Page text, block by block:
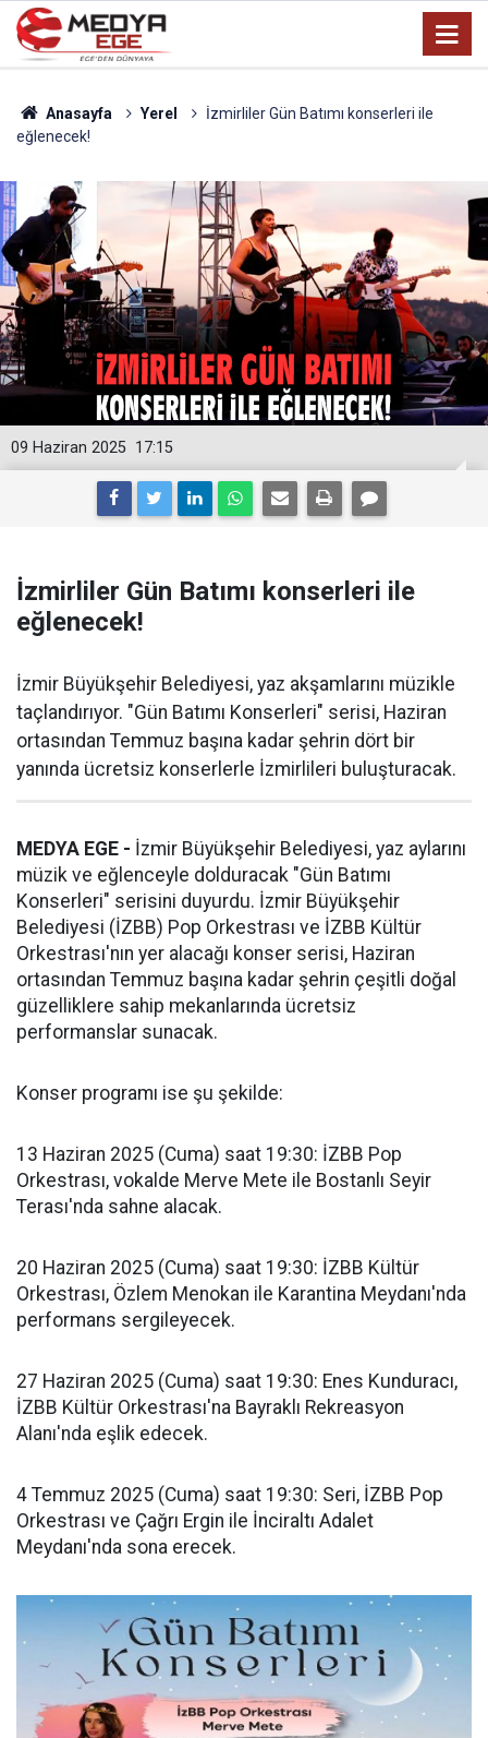
Anasayfa Yerel
İzmirliler Gün Batımı konserleri ile
eğlenecek!
17:15
09 Haziran 2025
İzmirliler Gün Batımı konserleri ile
eğlenecek!
İzmir Büyükşehir Belediyesi, yaz akşamlarını müzikle
taçlandırıyor. "Gün Batımı Konserleri" serisi, Haziran
ortasından Temmuz başına kadar şehrin dört bir
yanında ücretsiz konserlerle İzmirlileri buluşturacak.
MEDYA EGE - İzmir Büyükşehir Belediyesi, yaz aylarını
müzik ve eğlenceyle dolduracak "Gün Batımı
Konserleri" serisini duyurdu. İzmir Büyükşehir
Belediyesi (İZBB) Pop Orkestrası ve İZBB Kültür
Orkestrası'nın yer alacağı konser serisi, Haziran
ortasından Temmuz başına kadar şehrin çeşitli doğal
güzelliklere sahip mekanlarında ücretsiz
performanslar sunacak.
Konser programı ise şu şekilde:
13 Haziran 2025 (Cuma) saat 19:30: İZBB Pop
Orkestrası, vokalde Merve Mete ile Bostanlı Seyir
Terası'nda sahne alacak.
20 Haziran 2025 (Cuma) saat 19:30: İZBB Kültür
Orkestrası, Özlem Menokan ile Karantina Meydanı'nda
performans sergileyecek.
27 Haziran 2025 (Cuma) saat 19:30: Enes Kunduracı,
İZBB Kültür Orkestrası'na Bayraklı Rekreasyon
Alanı'nda eşlik edecek.
4 Temmuz 2025 (Cuma) saat 19:30: Seri, İZBB Pop
Orkestrası ve Çağrı Ergin ile İnciraltı Adalet
Meydanı'nda sona erecek.